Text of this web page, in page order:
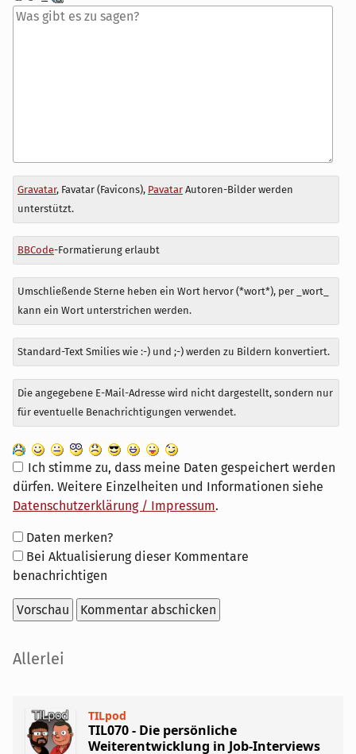
Antwort
zu
Gravatar, Favatar (Favicons), PavatarAutoren-Bilder werden
unterstützt.
BBCode-Formatierung erlaubt
Umschließende Sterne heben ein Wort hervor (*wort*), per _wort_
kann ein Wort unterstrichen werden.
Standard-Text Smilies wie :-) und ;-) werden zu Bildern konvertiert.
Die angegebene E-Mail-Adresse wird nicht dargestellt, sondern nur
für eventuelle Benachrichtigungen verwendet.
Ich stimme zu, dass meine Daten gespeichert werden
dürfen. Weitere Einzelheiten und Informationen siehe
Datenschutzerklärung / Impressum.
Formular-
Optionen
Daten merken?
Bei Aktualisierung dieser Kommentare
benachrichtigen
Seitenleiste
Allerlei